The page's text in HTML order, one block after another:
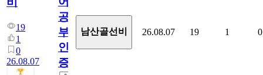
19
1
0
26.08.07
공
부
인
증
남산골선비 26.08.07 19 1 0